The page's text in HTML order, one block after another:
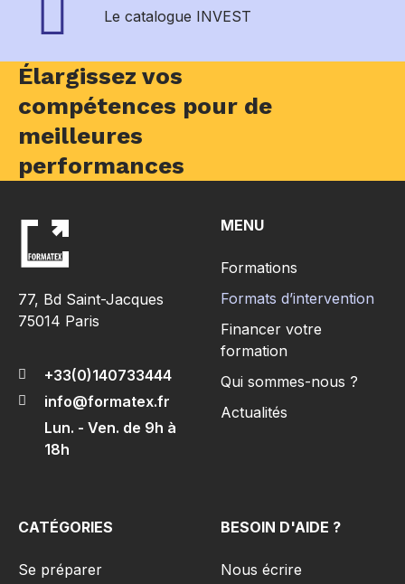
Le catalogue INVEST
Élargissez vos
compétences pour de
meilleures
performances
77, Bd Saint-Jacques
75014 Paris
+33(0)140733444
info@formatex.fr
Lun. - Ven. de 9h à
18h
MENU
Formations
Formats d’intervention
Financer votre
formation
Qui sommes-nous ?
Actualités
CATÉGORIES
Se préparer
BESOIN D'AIDE ?
Nous écrire